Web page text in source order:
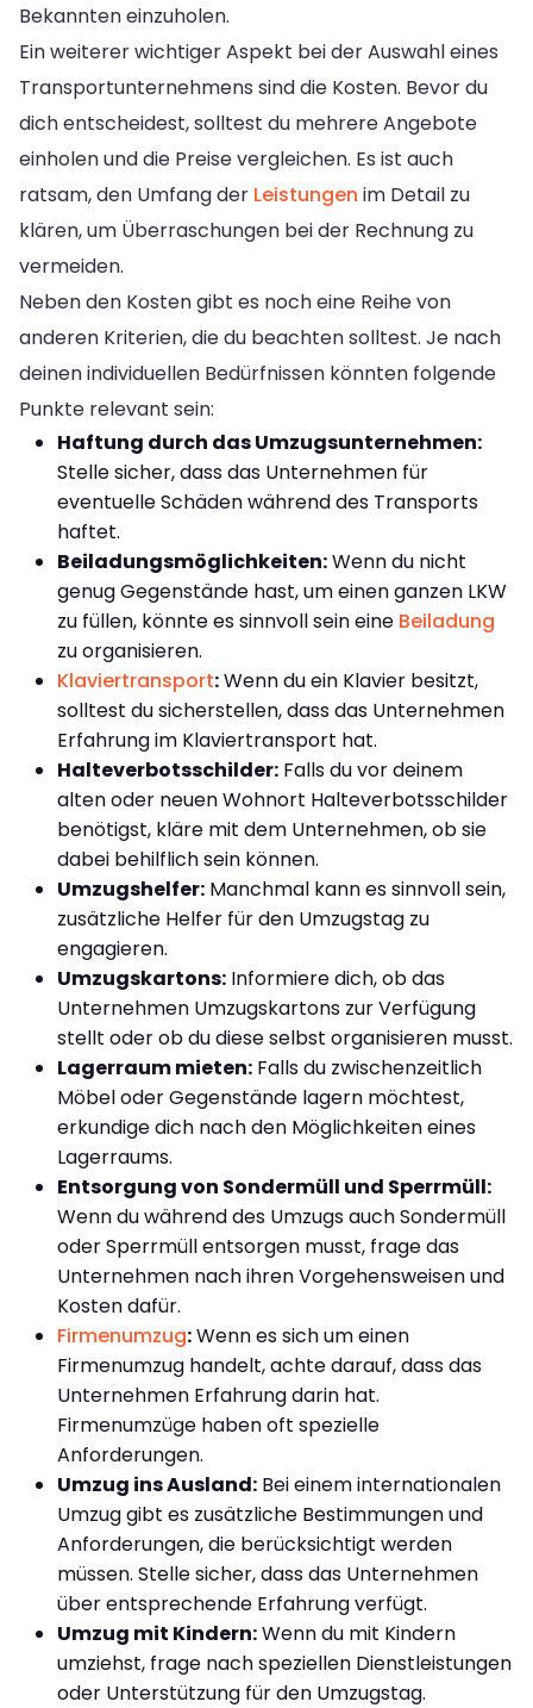
Bekannten einzuholen.
Ein weiterer wichtiger Aspekt bei der Auswahl eines
Transportunternehmens sind die Kosten. Bevor du
dich entscheidest, solltest du mehrere Angebote
einholen und die Preise vergleichen. Es ist auch
ratsam, den Umfang der Leistungen im Detail zu
klären, um Überraschungen bei der Rechnung zu
vermeiden.
Neben den Kosten gibt es noch eine Reihe von
anderen Kriterien, die du beachten solltest. Je nach
deinen individuellen Bedürfnissen könnten folgende
Punkte relevant sein:
Haftung durch das Umzugsunternehmen:
Stelle sicher, dass das Unternehmen für
eventuelle Schäden während des Transports
haftet.
Beiladungsmöglichkeiten:Wenn du nicht
genug Gegenstände hast, um einen ganzen LKW
zu füllen, könnte es sinnvoll sein eine Beiladung
zu organisieren.
Klaviertransport:Wenn du ein Klavier besitzt,
solltest du sicherstellen, dass das Unternehmen
Erfahrung im Klaviertransport hat.
Halteverbotsschilder: Falls du vor deinem
alten oder neuen Wohnort Halteverbotsschilder
benötigst, kläre mit dem Unternehmen, ob sie
dabei behilflich sein können.
Umzugshelfer: Manchmal kann es sinnvoll sein,
zusätzliche Helfer für den Umzugstag zu
engagieren.
Umzugskartons: Informiere dich, ob das
Unternehmen Umzugskartons zur Verfügung
stellt oder ob du diese selbst organisieren musst.
Lagerraum mieten: Falls du zwischenzeitlich
Möbel oder Gegenstände lagern möchtest,
erkundige dich nach den Möglichkeiten eines
Lagerraums.
Entsorgung von Sondermüll und Sperrmüll:
Wenn du während des Umzugs auch Sondermüll
oder Sperrmüll entsorgen musst, frage das
Unternehmen nach ihren Vorgehensweisen und
Kosten dafür.
Firmenumzug:Wenn es sich um einen
Firmenumzug handelt, achte darauf, dass das
Unternehmen Erfahrung darin hat.
Firmenumzüge haben oft spezielle
Anforderungen.
Umzug ins Ausland: Bei einem internationalen
Umzug gibt es zusätzliche Bestimmungen und
Anforderungen, die berücksichtigt werden
müssen. Stelle sicher, dass das Unternehmen
über entsprechende Erfahrung verfügt.
Umzug mit Kindern:Wenn du mit Kindern
umziehst, frage nach speziellen Dienstleistungen
oder Unterstützung für den Umzugstag.